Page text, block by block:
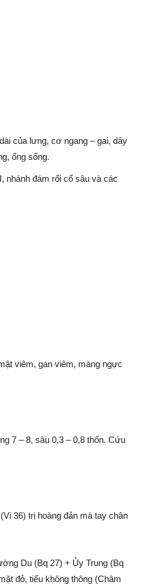
của lưng, cơ ngang – gai, dây
ống sống.
nhánh đám rối cổ sâu và các
viêm, gan viêm, màng ngực
7 – 8, sâu 0,3 – 0,8 thốn. Cứu
36) trị hoàng đản mà tay chân
Du (Bq 27) + Ủy Trung (Bq
đỏ, tiểu không thông (Châm